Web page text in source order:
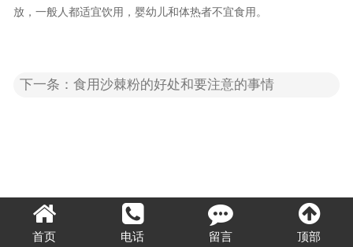
放，一般人都适宜饮用，婴幼儿和体热者不宜食用。
下一条：食用沙棘粉的好处和要注意的事情
首页 电话 留言 顶部